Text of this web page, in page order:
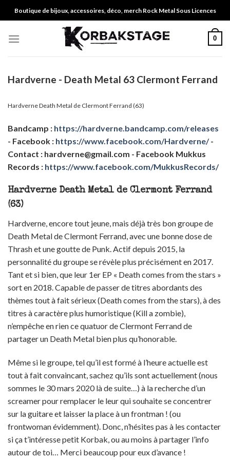
to
Boutique de bijoux, accessoires, déco, merch Rock Metal Sous Licences
0
Hardverne - Death Metal 63 Clermont Ferrand
Hardverne Death Metal de Clermont Ferrand (63)
Bandcamp : https://hardverne.bandcamp.com/releases
- Facebook : https://www.facebook.com/Hardverne/-
Contact : hardverne@gmail.com - Facebook Mukkus
Records : https://www.facebook.com/MukkusRecords/
Hardverne Death Metal de Clermont Ferrand
(63)
Hardverne, encore tout jeune, mais déjà très bon groupe de
Death Metal de Clermont Ferrand, avec une bonne dose de
Thrash et une goutte de Punk. Actif depuis 2015, la
personnalité du groupe se révèle plus précisément en 2017.
Tant et si bien, que leur 1er EP « Death comes from the stars »
sort en 2018. Capable de passer de titres abordants des
thèmes tout à fait sérieux (Death comes from the stars), à des
titres à caractère plus humoristique (Kill a zombie),
n’empêche en rien ce quatuor de Clermont Ferrand de
partager un Death Metal bien plus qu’honorable.
Même si le groupe, tel qu’il est formé à l’heure actuelle est
tout à fait convaincant, sachez qu’ils sont actuellement (nous
sommes le 30 mars 2020 là de suite…) à la recherche d’un
screamer pour remplacer le leur qui souhaite se concentrer
sur la guitare et laisser la place à un frontman ! (ou
frontwoman évidemment). Donc, n’hésites pas à les contacter
si ça t’intéresse petit Korbak, ou au moins à partager l’info
autour de toi… Merci beaucoup pour eux d’avance !